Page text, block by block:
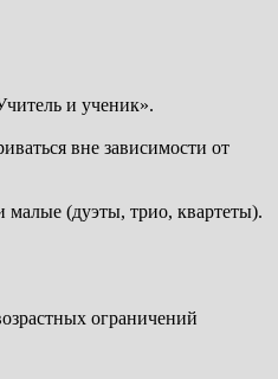
и ученик».
вне зависимости от
(дуэты, трио, квартеты).
ограничений